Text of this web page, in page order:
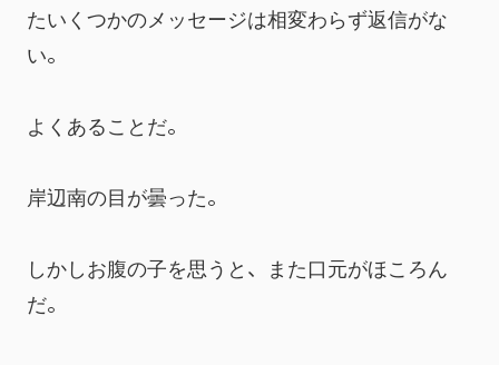
たいくつかのメッセージは相変わらず返信がな
い。
よくあることだ。
岸辺南の目が曇った。
しかしお腹の子を思うと、また口元がほころん
だ。